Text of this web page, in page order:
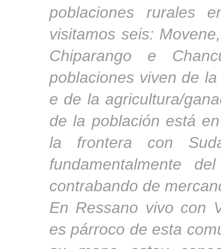
poblaciones rurales
visitamos seis:
Chiparango e
poblaciones viven de
e de la agricultura/
de la población está
la frontera con
fundamentalmente
contrabando de
En Ressano vivo con
es párroco de esta